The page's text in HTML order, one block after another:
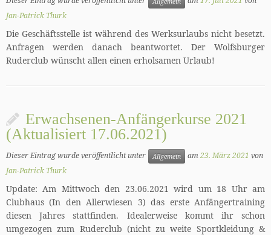
Jan-Patrick Thurk
Die Geschäftsstelle ist während des Werksurlaubs nicht besetzt.
Anfragen werden danach beantwortet. Der Wolfsburger
Ruderclub wünscht allen einen erholsamen Urlaub!
Erwachsenen-Anfängerkurse 2021
(Aktualisiert 17.06.2021)
Dieser Eintrag wurde veröffentlicht unter Allgemein am23. März 2021 von
Jan-Patrick Thurk
Update: Am Mittwoch den 23.06.2021 wird um 18 Uhr am
Clubhaus (In den Allerwiesen 3) das erste Anfängertraining
diesen Jahres stattfinden. Idealerweise kommt ihr schon
umgezogen zum Ruderclub (nicht zu weite Sportkleidung &